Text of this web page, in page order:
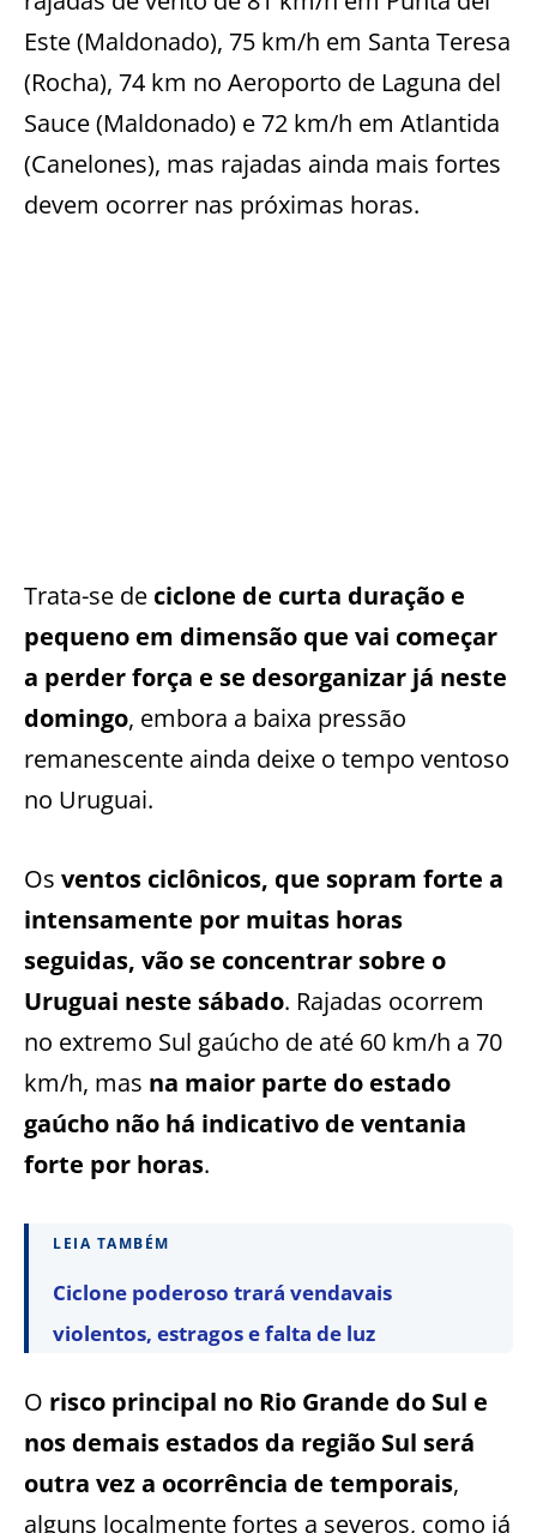
Este (Maldonado), 75 km/h em Santa Teresa
(Rocha), 74 km no Aeroporto de Laguna del
Sauce (Maldonado) e 72 km/h em Atlantida
(Canelones), mas rajadas ainda mais fortes
devem ocorrer nas próximas horas.
Trata-se de ciclone de curta duração e
pequeno em dimensão que vai começar
a perder força e se desorganizar já neste
domingo, embora a baixa pressão
remanescente ainda deixe o tempo ventoso
no Uruguai.
Os ventos ciclônicos, que sopram forte a
intensamente por muitas horas
seguidas, vão se concentrar sobre o
Uruguai neste sábado. Rajadas ocorrem
no extremo Sul gaúcho de até 60 km/h a 70
km/h, mas na maior parte do estado
gaúcho não há indicativo de ventania
forte por horas.
LEIA TAMBÉM
Ciclone poderoso trará vendavais
violentos, estragos e falta de luz
O risco principal no Rio Grande do Sul e
nos demais estados da região Sul será
outra vez a ocorrência de temporais,
alguns localmente fortes a severos, como já